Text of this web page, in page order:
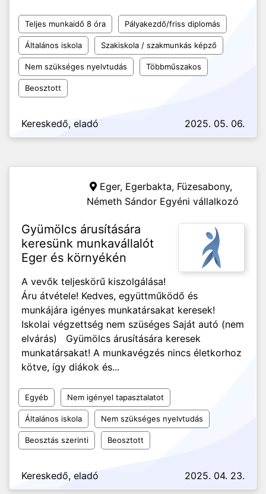
Teljes munkaidő 8 óra Pályakezdő/friss diplomás
Általános iskola Szakiskola / szakmunkás képző
Nem szükséges nyelvtudás Többműszakos
Beosztott
Kereskedő, eladó 2025. 05. 06.
Eger, Egerbakta, Füzesabony,
Németh Sándor Egyéni vállalkozó
Gyümölcs árusítására
keresünk munkavállalót
Eger és környékén
A vevők teljeskörű kiszolgálása!
Áru átvétele! Kedves, együttműködő és
munkájára igényes munkatársakat keresek!
Iskolai végzettség nem szüséges Saját autó (nem
elvárás) Gyümölcs árusítására keresek
munkatársakat! A munkavégzés nincs életkorhoz
kötve, így diákok és...
Egyéb Nem igényel tapasztalatot
Általános iskola Nem szükséges nyelvtudás
Beosztás szerinti Beosztott
Kereskedő, eladó 2025. 04. 23.